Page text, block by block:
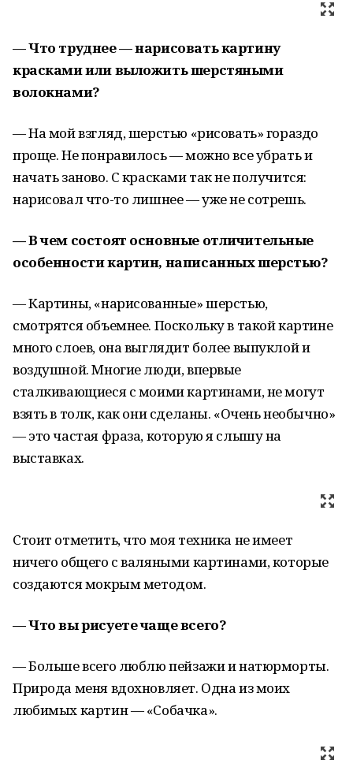
— Что труднее — нарисовать картину
красками или выложить шерстяными
волокнами?
— На мой взгляд, шерстью «рисовать» гораздо
проще. Не понравилось — можно все убрать и
начать заново. С красками так не получится:
нарисовал что-то лишнее — уже не сотрешь.
— В чем состоят основные отличительные
особенности картин, написанных шерстью?
— Картины, «нарисованные» шерстью,
смотрятся объемнее. Поскольку в такой картине
много слоев, она выглядит более выпуклой и
воздушной. Многие люди, впервые
сталкивающиеся с моими картинами, не могут
взять в толк, как они сделаны. «Очень необычно»
— это частая фраза, которую я слышу на
выставках.
Стоит отметить, что моя техника не имеет
ничего общего с валяными картинами, которые
создаются мокрым методом.
— Что вы рисуете чаще всего?
— Больше всего люблю пейзажи и натюрморты.
Природа меня вдохновляет. Одна из моих
любимых картин — «Собачка».